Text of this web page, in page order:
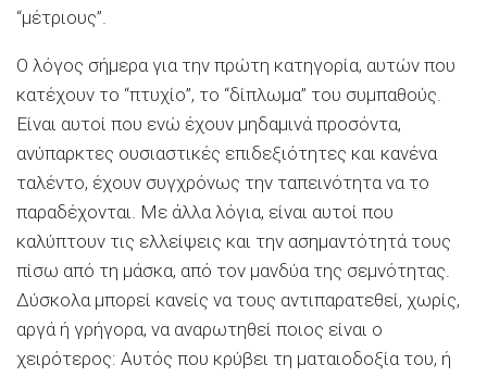
“μέτριους”.
Ο λόγος σήμερα για την πρώτη κατηγορία, αυτών που
κατέχουν το “πτυχίο”, το “δίπλωμα” του συμπαθούς.
Είναι αυτοί που ενώ έχουν μηδαμινά προσόντα,
ανύπαρκτες ουσιαστικές επιδεξιότητες και κανένα
ταλέντο, έχουν συγχρόνως την ταπεινότητα να το
παραδέχονται. Mε άλλα λόγια, είναι αυτοί που
καλύπτουν τις ελλείψεις και την ασημαντότητά τους
πίσω από τη μάσκα, από τον μανδύα της σεμνότητας.
Δύσκολα μπορεί κανείς να τους αντιπαρατεθεί, χωρίς,
αργά ή γρήγορα, να αναρωτηθεί ποιος είναι ο
χειρότερος: Αυτός που κρύβει τη ματαιοδοξία του, ή